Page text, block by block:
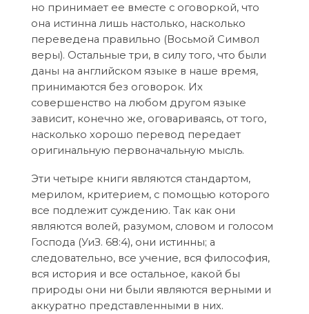
но принимает ее вместе с оговоркой, что
она истинна лишь настолько, насколько
переведена правильно (Восьмой Символ
веры). Остальные три, в силу того, что были
даны на английском языке в наше время,
принимаются без оговорок. Их
совершенство на любом другом языке
зависит, конечно же, оговаривaясь, от того,
насколько хорошо перевод передает
оригинальную первоначальную мысль.
Эти четыре книги являются стандартом,
мерилом, критерием, с помощью которого
все подлежит суждению. Так как они
являются волей, разумом, словом и голосом
Господа (УиЗ. 68:4), они истинны; а
следовательно, все учение, вся философия,
вся история и все остальное, какой бы
природы они ни были являются верными и
аккуратно представленными в них.